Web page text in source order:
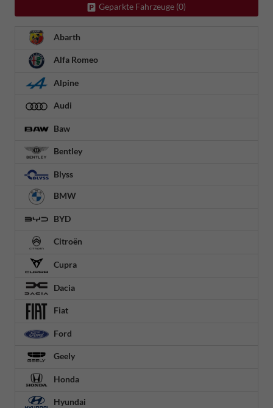
Geparkte Fahrzeuge (0)
Abarth
Alfa Romeo
Alpine
Audi
Baw
Bentley
Blyss
BMW
BYD
Citroën
Cupra
Dacia
Fiat
Ford
Geely
Honda
Hyundai